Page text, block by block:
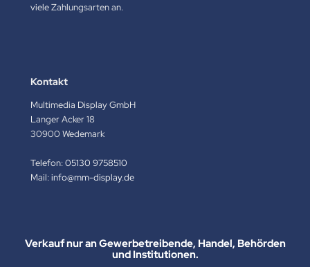
viele Zahlungsarten an.
Kontakt
Multimedia Display GmbH
Langer Acker 18
30900 Wedemark
Telefon:05130 9758510
Mail:info@mm-display.de
Verkauf nur an Gewerbetreibende, Handel, Behörden
und Institutionen.